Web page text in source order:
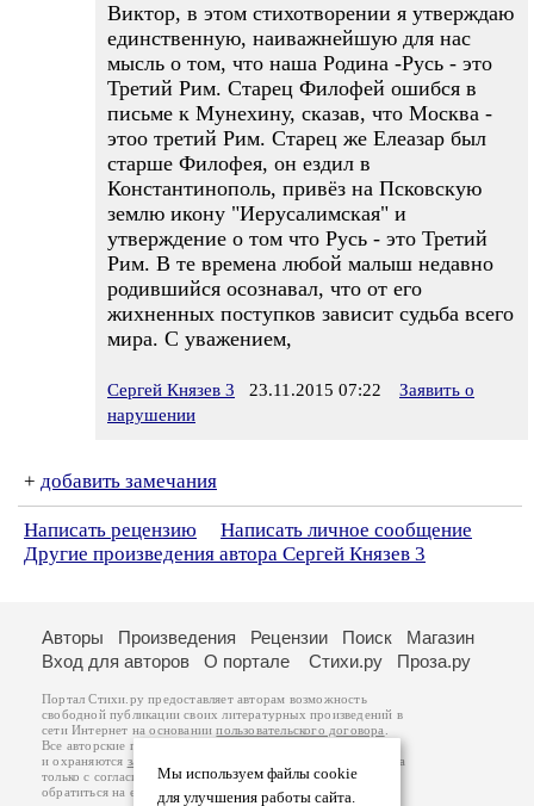
Виктор, в этом стихотворении я утверждаю
единственную, наиважнейшую для нас
мысль о том, что наша Родина -Русь - это
Третий Рим. Старец Филофей ошибся в
письме к Мунехину, сказав, что Москва -
этоо третий Рим. Старец же Елеазар был
старше Филофея, он ездил в
Константинополь, привёз на Псковскую
землю икону "Иерусалимская" и
утверждение о том что Русь - это Третий
Рим. В те времена любой малыш недавно
родившийся осознавал, что от его
жихненных поступков зависит судьба всего
мира. С уважением,
Сергей Князев 3 23.11.2015 07:22
Заявить о
нарушении
+ добавить замечания
Написать рецензию
Написать личное сообщение
Другие произведения автора Сергей Князев 3
Мы используем файлы cookie
для улучшения работы сайта.
Авторы Произведения Рецензии Поиск
Магазин
Вход для авторов
О портале Стихи.ру Проза.ру
Портал Стихи.ру предоставляет авторам возможность
свободной публикации своих литературных произведений в
сети Интернет на основаниипользовательского договора
Все авторские права на произведения принадлежат авторам
и охраняются законом
. Перепечатка произведений возможна
только с согласия его автора, к которому вы можете
обратиться на его авторской странице. Ответственность за